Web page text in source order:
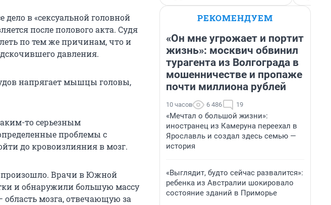
в «сексуальной головной
после полового акта. Судя
по тем же причинам, что и
давления.
напрягает мышцы головы,
то серьезным
проблемы с
до кровоизлияния в мозг.
Врачи в Южной
и обнаружили большую массу
мозга, отвечающую за
РЕКОМЕНДУЕМ
«Он мне угрожает и портит
жизнь»: москвич обвинил
турагента из Волгограда в
мошенничестве и пропаже
почти миллиона рублей
10 часов 6 486 19
«Мечтал о большой жизни»:
иностранец из Камеруна переехал в
Ярославль и создал здесь семью —
история
«Выглядит, будто сейчас развалится»:
ребенка из Австралии шокировало
состояние зданий в Приморье